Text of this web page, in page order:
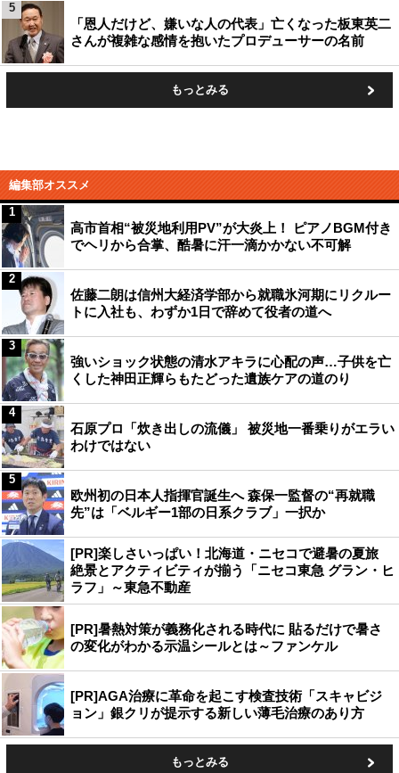
「恩人だけど、嫌いな人の代表」亡くなった板東英二
さんが複雑な感情を抱いたプロデューサーの名前
5
もっとみる
編集部オススメ
高市首相“被災地利用PV”が大炎上！ ピアノBGM付き
でヘリから合掌、酷暑に汗一滴かかない不可解
1
佐藤二朗は信州大経済学部から就職氷河期にリクルー
トに入社も、わずか1日で辞めて役者の道へ
2
強いショック状態の清水アキラに心配の声…子供を亡
くした神田正輝らもたどった遺族ケアの道のり
3
石原プロ「炊き出しの流儀」 被災地一番乗りがエラい
わけではない
4
欧州初の日本人指揮官誕生へ 森保一監督の“再就職
先”は「ベルギー1部の日系クラブ」一択か
5
[PR]楽しさいっぱい！北海道・ニセコで避暑の夏旅
絶景とアクティビティが揃う「ニセコ東急 グラン・ヒ
ラフ」～東急不動産
[PR]暑熱対策が義務化される時代に 貼るだけで暑さ
の変化がわかる示温シールとは～ファンケル
[PR]AGA治療に革命を起こす検査技術「スキャビジ
ョン」銀クリが提示する新しい薄毛治療のあり方
もっとみる